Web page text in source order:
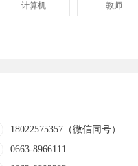
计算机 教师
18022575357（微信同号）
0663-8966111